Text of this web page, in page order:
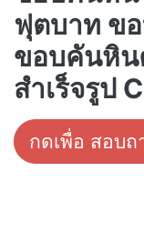
ฟุตบาท ข
ขอบคันหิน
สำเร็จรูป
กดเพื่อ สอบถ